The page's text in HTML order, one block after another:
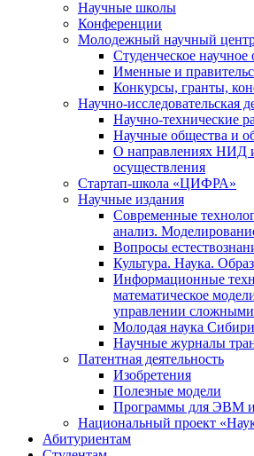
Научные школы
Конференции
Молодежный научный
Студенческое научное
Именные и
Конкурсы, гранты,
Научно-исследовательская
Научно-технические
Научные общества и
О направлениях НИД и
осуществления
Стартап-школа «ЦИФРА»
Научные издания
Современные
анализ.
Вопросы
Культура. Наука.
Информационные
математическое
управлении
Молодая наука Сибири
Научные журналы
Патентная деятельность
Изобретения
Полезные модели
Программы для ЭВМ
Национальный проект
Абитуриентам